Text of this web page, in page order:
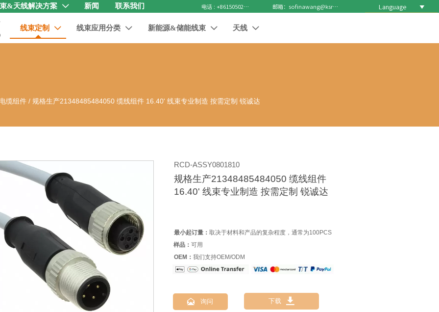
&天线解决方案  新闻 联系我们 电话 : +8615050271688 邮箱：sofinawang@ksrcd.com Language 
线束定制  线束应用分类  新能源&储能线束  天线 
缆组件 /规格生产21348485484050 缆线组件 16.40' 线束专业制造 按需定制 锐诚达
RCD-ASSY0801810
规格生产21348485484050 缆线组件
16.40' 线束专业制造 按需定制 锐诚达
最小起订量： 取决于材料和产品的复杂程度，通常为100PCS
样品：可用
OEM： 我们支持OEM/ODM
 询问 下载 